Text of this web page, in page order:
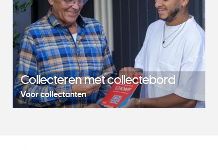
Collecteren met collectebord
Voor collectanten